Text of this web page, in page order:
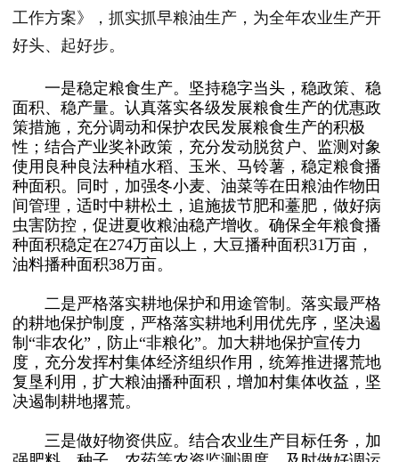
工作方案》，抓实抓早粮油生产，为全年农业生产开
好头、起好步。
一是稳定粮食生产。坚持稳字当头，稳政策、稳
面积、稳产量。认真落实各级发展粮食生产的优惠政
策措施，充分调动和保护农民发展粮食生产的积极
性；结合产业奖补政策，充分发动脱贫户、监测对象
使用良种良法种植水稻、玉米、马铃薯，稳定粮食播
种面积。同时，加强冬小麦、油菜等在田粮油作物田
间管理，适时中耕松土，追施拔节肥和薹肥，做好病
虫害防控，促进夏收粮油稳产增收。确保全年粮食播
种面积稳定在274万亩以上，大豆播种面积31万亩，
油料播种面积38万亩。
二是严格落实耕地保护和用途管制。落实最严格
的耕地保护制度，严格落实耕地利用优先序，坚决遏
制“非农化”，防止“非粮化”。加大耕地保护宣传力
度，充分发挥村集体经济组织作用，统筹推进撂荒地
复垦利用，扩大粮油播种面积，增加村集体收益，坚
决遏制耕地撂荒。
三是做好物资供应。结合农业生产目标任务，加